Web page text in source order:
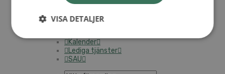
Personalförsäkringar
SAMP – personalförbundet
Kalender
Lediga tjänster
SAU
VISA DETALJER